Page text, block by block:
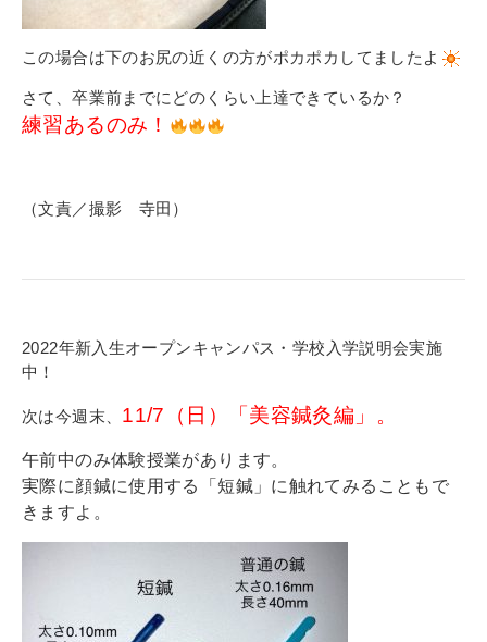
この場合は下のお尻の近くの方がポカポカしてましたよ
さて、卒業前までにどのくらい上達できているか？
練習あるのみ！
（文責／撮影 寺田）
2022年新入生オープンキャンパス・学校入学説明会実施
中！
次は今週末、 11/7（日）「美容鍼灸編」 。
午前中のみ体験授業があります。
実際に顔鍼に使用する「短鍼」に触れてみることもで
きますよ。